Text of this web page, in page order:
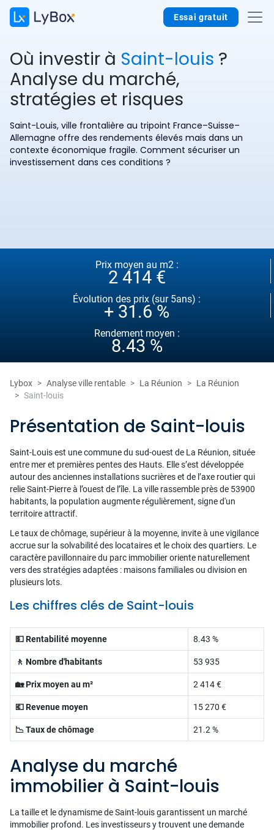
Essai gratuit
Où investir à Saint-louis ?
Analyse du marché,
stratégies et risques
Saint-Louis, ville frontalière au tripoint France–Suisse–
Allemagne offre des rendements élevés mais dans un
contexte économique fragile. Comment sécuriser un
investissement dans ces conditions ?
Prix moyen au m2 :
2 414 €
Évolution des prix (sur 5ans) :
+ 31.6 %
Rendement moyen :
8.43 %
Lybox Analyse ville rentable La Réunion
La Réunion
Saint-louis
Présentation de Saint-louis
Saint-Louis est une commune du sud-ouest de La Réunion, située
entre mer et premières pentes des Hauts. Elle s’est développée
autour des anciennes installations sucrières et de l’axe routier qui
relie Saint-Pierre à l’ouest de l’île. La ville rassemble près de 53900
habitants, la population augmente régulièrement, signe d'un
territoire attractif.
Le taux de chômage, supérieur à la moyenne, invite à une vigilance
accrue sur la solvabilité des locataires et le choix des quartiers. Le
caractère pavillonnaire du parc immobilier oriente naturellement
vers des stratégies adaptées : maisons familiales ou division en
plusieurs lots.
Les chiffres clés de Saint-louis
💵 Rentabilité moyenne 8.43 %
🚶 Nombre d'habitants 53 935
🏡 Prix moyen au m² 2 414 €
💶 Revenue moyen 15 270 €
📉 Taux de chômage 21.2 %
Analyse du marché
immobilier à Saint-louis
La taille et le dynamisme de Saint-louis garantissent un marché
immobilier profond. Les investisseurs y trouvent une demande